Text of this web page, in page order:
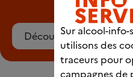
Découvrez le chat
Sur alcool-info-
utilisons des
traceurs pour